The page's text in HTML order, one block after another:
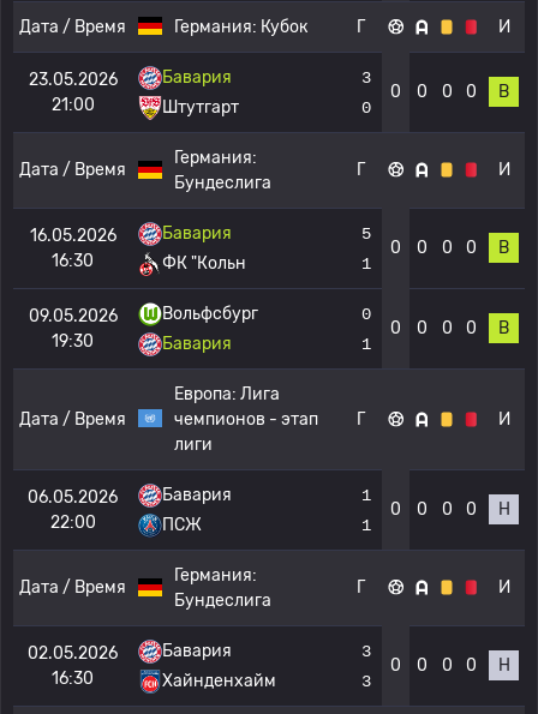
Дата / Время Германия: Кубок Г И
23.05.2026
21:00
Бавария
Штутгарт
3
0
0 0 0 0 В
Дата / Время
Германия:
Бундеслига
Г И
16.05.2026
16:30
Бавария
ФК "Кольн
5
1
0 0 0 0 В
09.05.2026
19:30
Вольфсбург
Бавария
0
1
0 0 0 0 В
Дата / Время
Европа: Лига
чемпионов - этап
лиги
Г И
06.05.2026
22:00
Бавария
ПСЖ
1
1
0 0 0 0 Н
Дата / Время
Германия:
Бундеслига
Г И
02.05.2026
16:30
Бавария
Хайнденхайм
3
3
0 0 0 0 Н